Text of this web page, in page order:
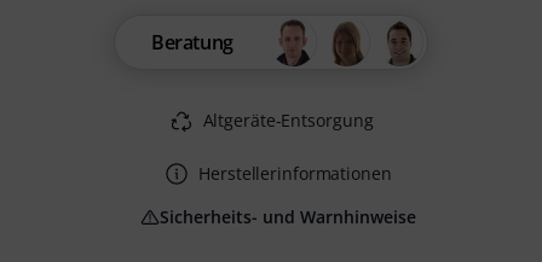
Beratung
Altgeräte-Entsorgung
Herstellerinformationen
Sicherheits- und Warnhinweise